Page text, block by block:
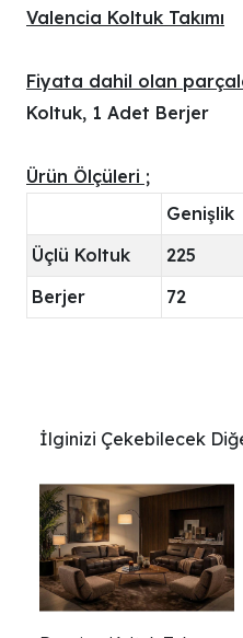
Valencia Koltuk Takımı
Fiyata dahil olan
Koltuk, 1 Adet Berjer
Ürün Ölçüleri ;
Genişlik
Üçlü Koltuk
225
Berjer
72
İlginizi Çekebilecek